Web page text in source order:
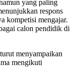
yang paling
respons
kompetisi mengajar.
calon pendidik di
menyampaikan
mengikuti